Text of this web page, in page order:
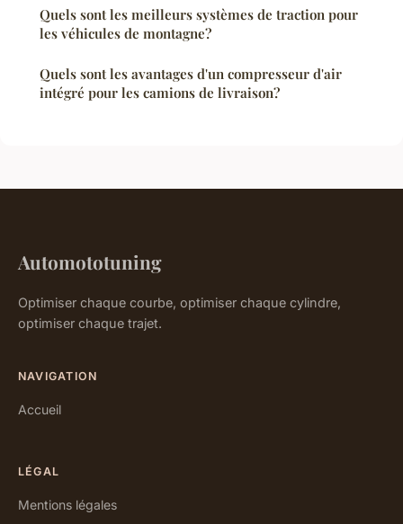
Quels sont les meilleurs systèmes de traction pour
les véhicules de montagne?
Quels sont les avantages d'un compresseur d'air
intégré pour les camions de livraison?
Automototuning
Optimiser chaque courbe, optimiser chaque cylindre,
optimiser chaque trajet.
NAVIGATION
Accueil
LÉGAL
Mentions légales